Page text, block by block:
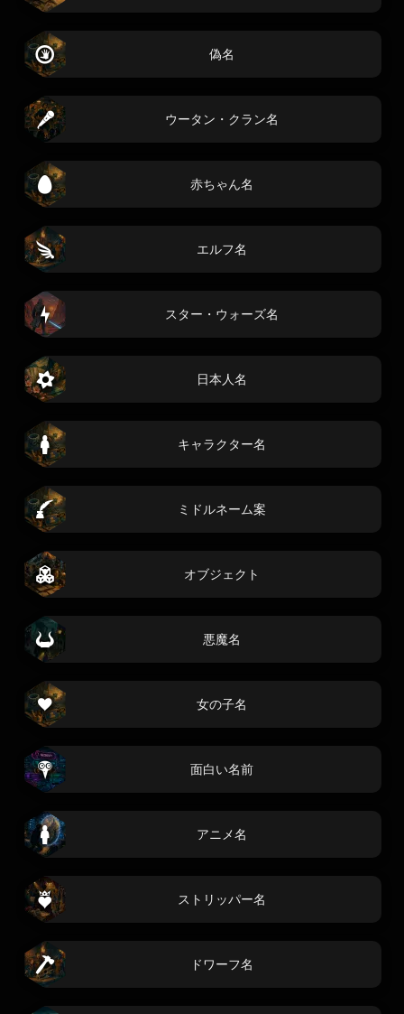
偽名
ウータン・クラン名
赤ちゃん名
エルフ名
スター・ウォーズ名
日本人名
キャラクター名
ミドルネーム案
オブジェクト
悪魔名
女の子名
面白い名前
アニメ名
ストリッパー名
ドワーフ名